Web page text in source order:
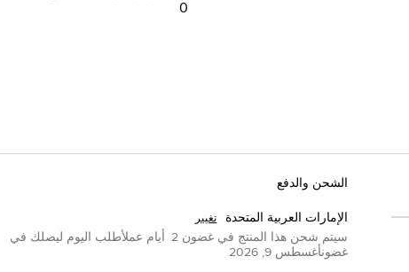
0
الشحن والدفع
الإمارات العربية المتحدة تغيير
سيتم شحن هذا المنتج في غضون 2 أيام عملأطلب اليوم ليصلك في
غضونأغسطس 9, 2026